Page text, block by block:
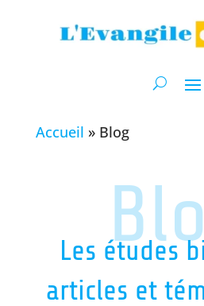
Accueil » Blog
Les études
articles et